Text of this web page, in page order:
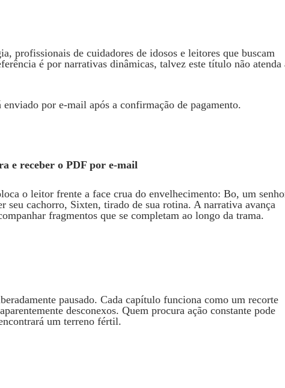
profissionais de cuidadores de idosos e leitores que buscam
é por narrativas dinâmicas, talvez este título não atenda
por e‑mail após a confirmação de pagamento.
e receber o PDF por e‑mail
o leitor frente a face crua do envelhecimento: Bo, um
seu cachorro, Sixten, tirado de sua rotina. A narrativa avança
fragmentos que se completam ao longo da trama.
pausado. Cada capítulo funciona como um recorte
desconexos. Quem procura ação constante pode
um terreno fértil.